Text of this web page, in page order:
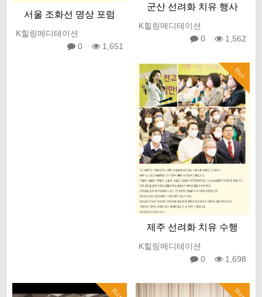
서울 조화선 명상 포럼
K힐링메디테이션
0
1,651
군산 선려화 치유 행사
K힐링메디테이션
0
1,562
Hot
제주 선려화 치유 수행
K힐링메디테이션
0
1,698
Hot Hot